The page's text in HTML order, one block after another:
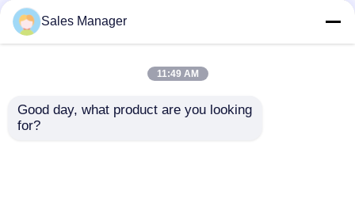
품질 관리
해양 고무 에어백
Sales Manager
11:49 AM
Good day, what product are you looking
for?